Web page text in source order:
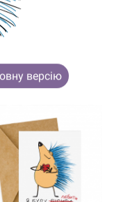
ТАКЖЕ
версію